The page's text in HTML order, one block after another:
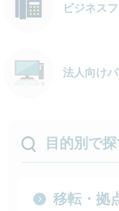
ビジネス
法人向け
目的別で
移転・拠